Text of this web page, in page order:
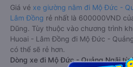
Giá vé xe giường nằm đi Mộ Đức -
Lâm Đồng rẻ nhất là 600000VND
Dũng. Tùy thuộc vào chương trình
Huoai - Lâm Đồng đi Mộ Đức -
có thể sẽ rẻ hơn.
Dòng xe đi Mộ Đức - Quảng Ngãi từ